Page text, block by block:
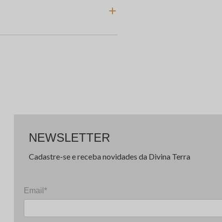
NEWSLETTER
Cadastre-se e receba novidades da Divina Terra
Email*